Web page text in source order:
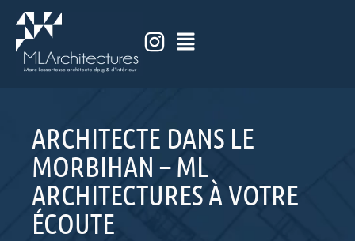
ARCHITECTE DANS LE
MORBIHAN – ML
ARCHITECTURES À VOTRE
ÉCOUTE